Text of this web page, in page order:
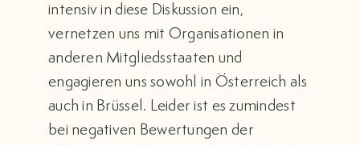
intensiv in diese Diskussion ein,
vernetzen uns mit Organisationen in
anderen Mitgliedsstaaten und
engagieren uns sowohl in Österreich als
auch in Brüssel. Leider ist es zumindest
bei negativen Bewertungen der